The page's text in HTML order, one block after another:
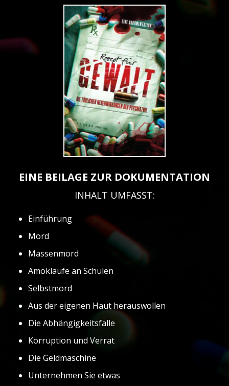
EINE BEILAGE ZUR DOKUMENTATION
INHALT UMFASST:
Einführung
Mord
Massenmord
Amokläufe an Schulen
Selbstmord
Aus der eigenen Haut herauswollen
Die Abhängigkeitsfalle
Korruption und Verrat
Die Geldmaschine
Unternehmen Sie etwas